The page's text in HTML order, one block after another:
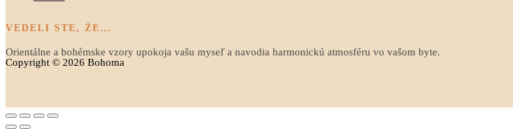
VEDELI STE, ŽE…
Orientálne a bohémske vzory upokoja vašu myseľ a navodia harmonickú atmosféru vo vašom byte.
Copyright © 2026 Bohoma